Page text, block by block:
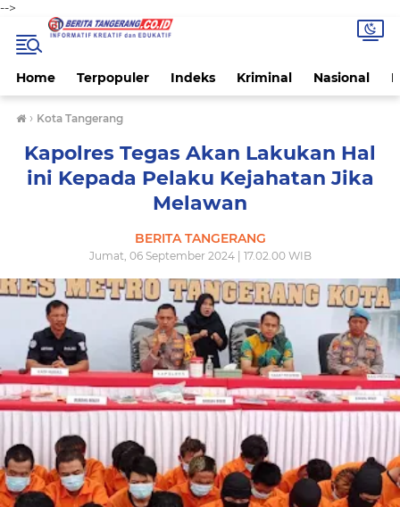
-->
Home Terpopuler Indeks Kriminal Nasional
› Kota Tangerang
Kapolres Tegas Akan Lakukan Hal
ini Kepada Pelaku Kejahatan Jika
Melawan
BERITA TANGERANG
Jumat, 06 September 2024 | 17.02.00 WIB